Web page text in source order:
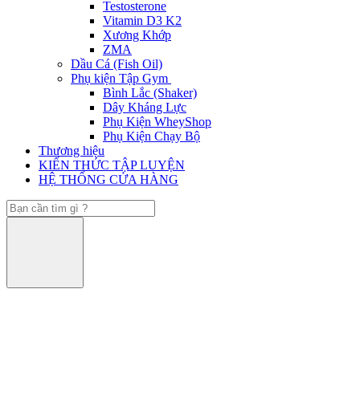
Testosterone
Vitamin D3 K2
Xương Khớp
ZMA
Dầu Cá (Fish Oil)
Phụ kiện Tập Gym
Bình Lắc (Shaker)
Dây Kháng Lực
Phụ Kiện WheyShop
Phụ Kiện Chạy Bộ
Thương hiệu
KIẾN THỨC TẬP LUYỆN
HỆ THỐNG CỬA HÀNG